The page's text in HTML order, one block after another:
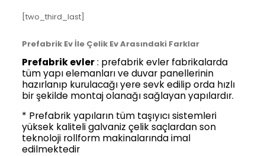
[two_third_last]
Prefabrik Ev İle Çelik Ev Arasındaki Farklar
Prefabrik evler: prefabrik evler fabrikalarda
tüm yapı elemanları ve duvar panellerinin
hazırlanıp kurulacağı yere sevk edilip orda hızlı
bir şekilde montaj olanağı sağlayan yapılardır.
* Prefabrik yapıların tüm taşıyıcı sistemleri
yüksek kaliteli galvaniz çelik saçlardan son
teknoloji rollform makinalarında imal
edilmektedir